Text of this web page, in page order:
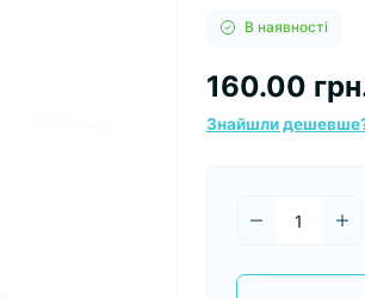
В наявності
160.00
Знайшли